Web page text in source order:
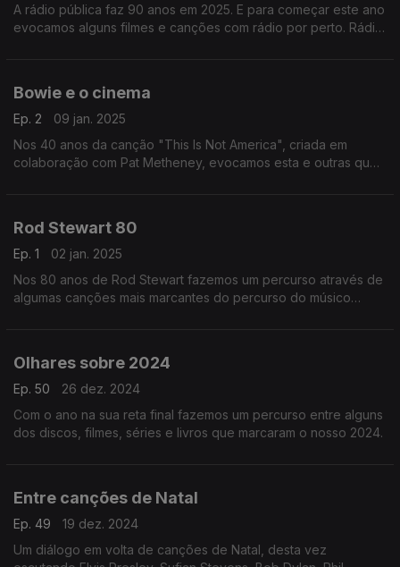
A rádio pública faz 90 anos em 2025. E para começar este ano
evocamos alguns filmes e canções com rádio por perto. Rádio
Bowie e o cinema
Ep. 2
09 jan. 2025
Nos 40 anos da canção "This Is Not America", criada em
colaboração com Pat Metheney, evocamos esta e outras que
Rod Stewart 80
Ep. 1
02 jan. 2025
Nos 80 anos de Rod Stewart fazemos um percurso através de
algumas canções mais marcantes do percurso do músico
Olhares sobre 2024
Ep. 50
26 dez. 2024
Com o ano na sua reta final fazemos um percurso entre alguns
dos discos, filmes, séries e livros que marcaram o nosso 2024.
Entre canções de Natal
Ep. 49
19 dez. 2024
Um diálogo em volta de canções de Natal, desta vez